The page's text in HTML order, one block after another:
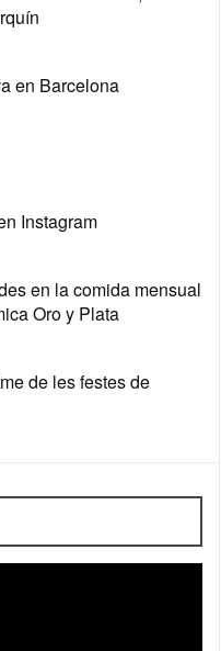
en Barcelona
Instagram
en la comida mensual
Oro y Plata
de les festes de